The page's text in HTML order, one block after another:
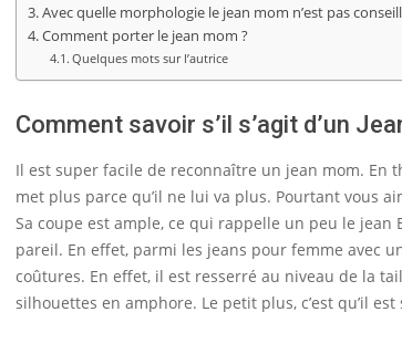
Avec quelle morphologie le jean mom n’est pas
Comment porter le jean mom ?
Quelques mots sur l’autrice
Comment savoir s’il s’agit d’un
Il est super facile de reconnaître un jean mom. En
met plus parce qu’il ne lui va plus. Pourtant vous
Sa coupe est ample, ce qui rappelle un peu le jean
pareil. En effet, parmi les jeans pour femme avec
coûtures. En effet, il est resserré au niveau de la
silhouettes en amphore. Le petit plus, c’est qu’il